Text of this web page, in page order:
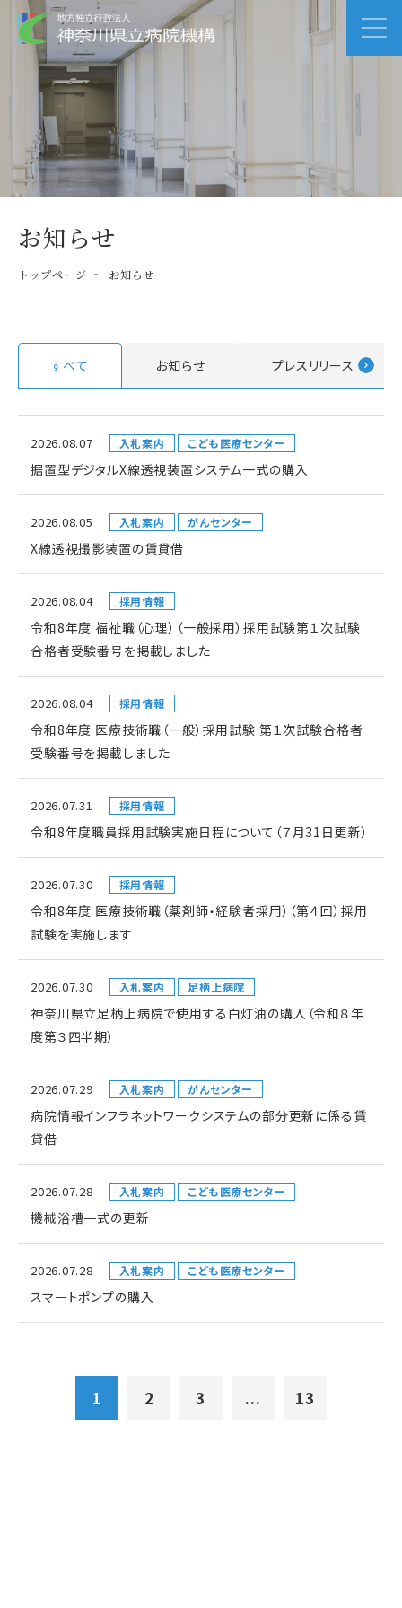
お知らせ
トップページ お知らせ
すべて お知らせ プレスリリース
2026.08.07 入札案内 こども医療センター
据置型デジタルX線透視装置システム一式の購入
2026.08.05 入札案内 がんセンター
X線透視撮影装置の賃貸借
2026.08.04 採用情報
令和8年度 福祉職（心理）（一般採用）採用試験第１次試験
合格者受験番号を掲載しました
2026.08.04 採用情報
令和8年度 医療技術職（一般）採用試験 第１次試験合格者
受験番号を掲載しました
2026.07.31 採用情報
令和8年度職員採用試験実施日程について（７月31日更新）
2026.07.30 採用情報
令和8年度 医療技術職（薬剤師・経験者採用）（第４回）採用
試験を実施します
2026.07.30 入札案内 足柄上病院
神奈川県立足柄上病院で使用する白灯油の購入（令和８年
度第３四半期）
2026.07.29 入札案内 がんセンター
病院情報インフラネットワークシステムの部分更新に係る賃
貸借
2026.07.28 入札案内 こども医療センター
機械浴槽一式の更新
2026.07.28 入札案内 こども医療センター
スマートポンプの購入
1 2 3 ... 13